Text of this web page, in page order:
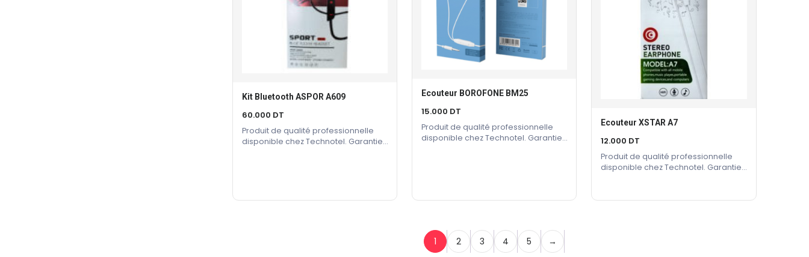
Ajouter Au Panier
Kit Bluetooth ASPOR A609
60.000 DT
Produit de qualité professionnelle
disponible chez Technotel. Garantie
Ajouter Au Panier
Ecouteur BOROFONE BM25
15.000 DT
Produit de qualité professionnelle
disponible chez Technotel. Garantie
Ajouter Au Panier
Ecouteur XSTAR A7
12.000 DT
Produit de qualité professionnelle
disponible chez Technotel. Garantie
1 2 3 4 5 →